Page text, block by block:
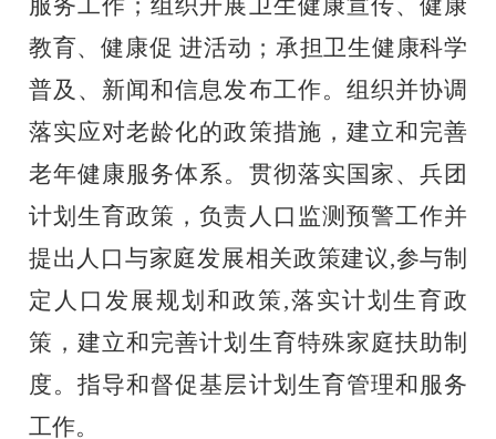
教育、健康促 进活动；承担卫生健康科学
普及、新闻和信息发布工作。组织并协调
落实应对老龄化的政策措施，建立和完善
老年健康服务体系。 贯彻落实国家、兵团
计划生育政策，负责人口监测预警工作并
提出人口与家庭发展相关政策建议,参与制
定人口发展规划和政策,落实计划生育政
策，建立和完善计划生育特殊家庭扶助制
度。指导和督促基层计划生育管理和服务
工作。